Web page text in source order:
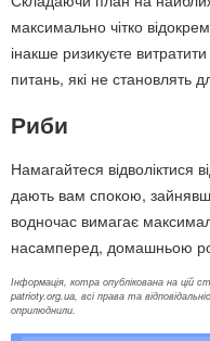
максимально чітко
інакше ризикуєте
питань, які не становлять
Риби
Намагайтеся відволіктися
дають вам спокою,
водночас вимагає
насамперед, домашньою
Інформація, котра опублікована на цій
patrioty.org.ua, всі права та
оприлюднили.